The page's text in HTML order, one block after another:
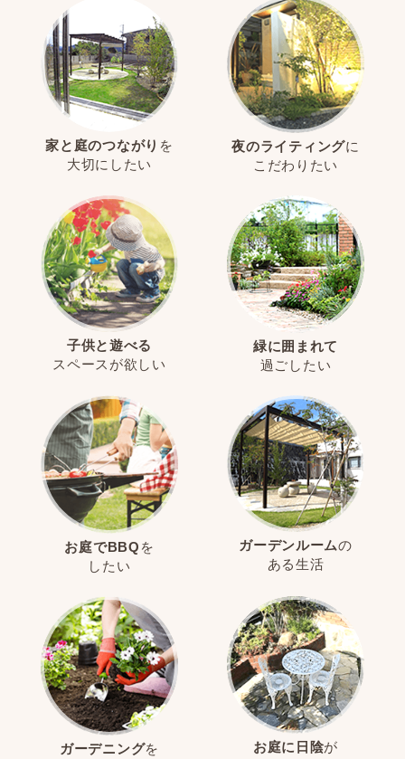
家と庭のつながり を
大切にしたい
夜のライティングに
こだわりたい
子供と遊べる
スペースが欲しい
緑に囲まれて
過ごしたい
お庭でBBQ を
したい
ガーデンルームの
ある生活
ガーデニングを お庭に日陰が